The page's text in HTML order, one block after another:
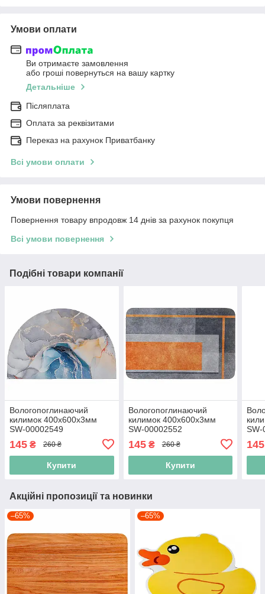
Умови оплати
Ви отримаєте замовлення
або гроші повернуться на вашу картку
Детальніше
Післяплата
Оплата за реквізитами
Переказ на рахунок Приватбанку
Всі умови оплати
Умови повернення
Повернення товару впродовж 14 днів за рахунок покупця
Всі умови повернення
Подібні товари компанії
Вологопоглинаючий
килимок 400х600х3мм
SW-00002549
145 ₴ 260 ₴
Купити
Вологопоглинаючий
килимок 400х600х3мм
SW-00002552
145₴ 260 ₴
Купити
SW-
145
Акційні пропозиції та новинки
–65% –65%